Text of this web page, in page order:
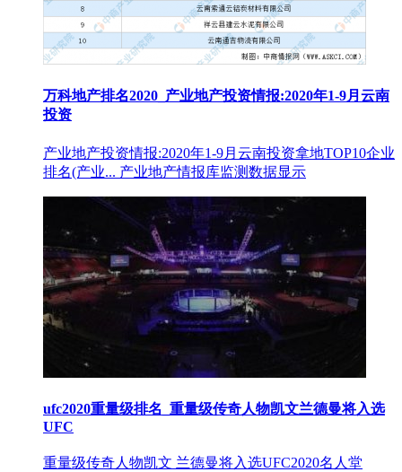
万科地产排名2020_产业地产投资情报:2020年1-9月云南
投资
产业地产投资情报:2020年1-9月云南投资拿地TOP10企业
排名(产业... 产业地产情报库监测数据显示
ufc2020重量级排名_重量级传奇人物凯文兰德曼将入选
UFC
重量级传奇人物凯文 兰德曼将入选UFC2020名人堂